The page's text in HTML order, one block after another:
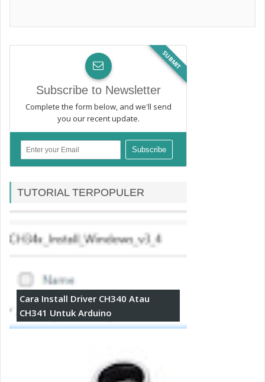
SUBMIT
Subscribe to Newsletter
Complete the form below, and we'll send
you our recent update.
TUTORIAL TERPOPULER
Cara Install Driver CH340 Atau
CH341 Untuk Arduino